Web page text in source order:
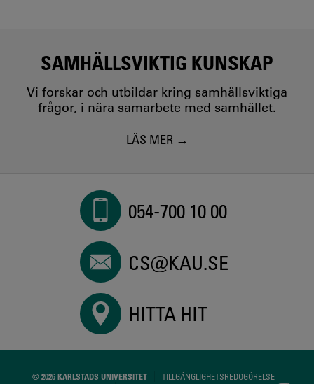
SAMHÄLLSVIKTIG KUNSKAP
Vi forskar och utbildar kring samhällsviktiga
frågor, i nära samarbete med samhället.
LÄS MER
054-700 10 00
CS@KAU.SE
HITTA HIT
© 2026 KARLSTADS UNIVERSITET
TILLGÄNGLIGHETSREDOGÖRELSE